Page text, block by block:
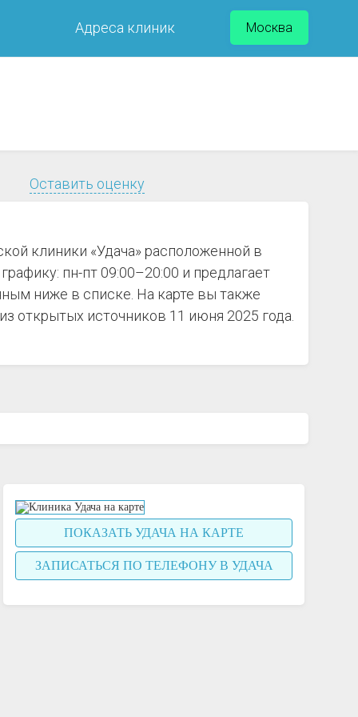
Адреса клиник Москва
Оставить оценку
клиники «Удача» расположенной в
пн-пт 09:00–20:00 и предлагает
ниже в списке. На карте вы также
открытых источников 11 июня 2025 года.
ПОКАЗАТЬ УДАЧА НА КАРТЕ
ЗАПИСАТЬСЯ ПО ТЕЛЕФОНУ В УДАЧА